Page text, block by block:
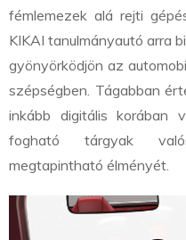
fémlemezek alá rejti
KIKAI tanulmányautó arra
gyönyörködjön az
szépségben. Tágabban
inkább digitális korában
fogható tárgyak
megtapintható élményét.